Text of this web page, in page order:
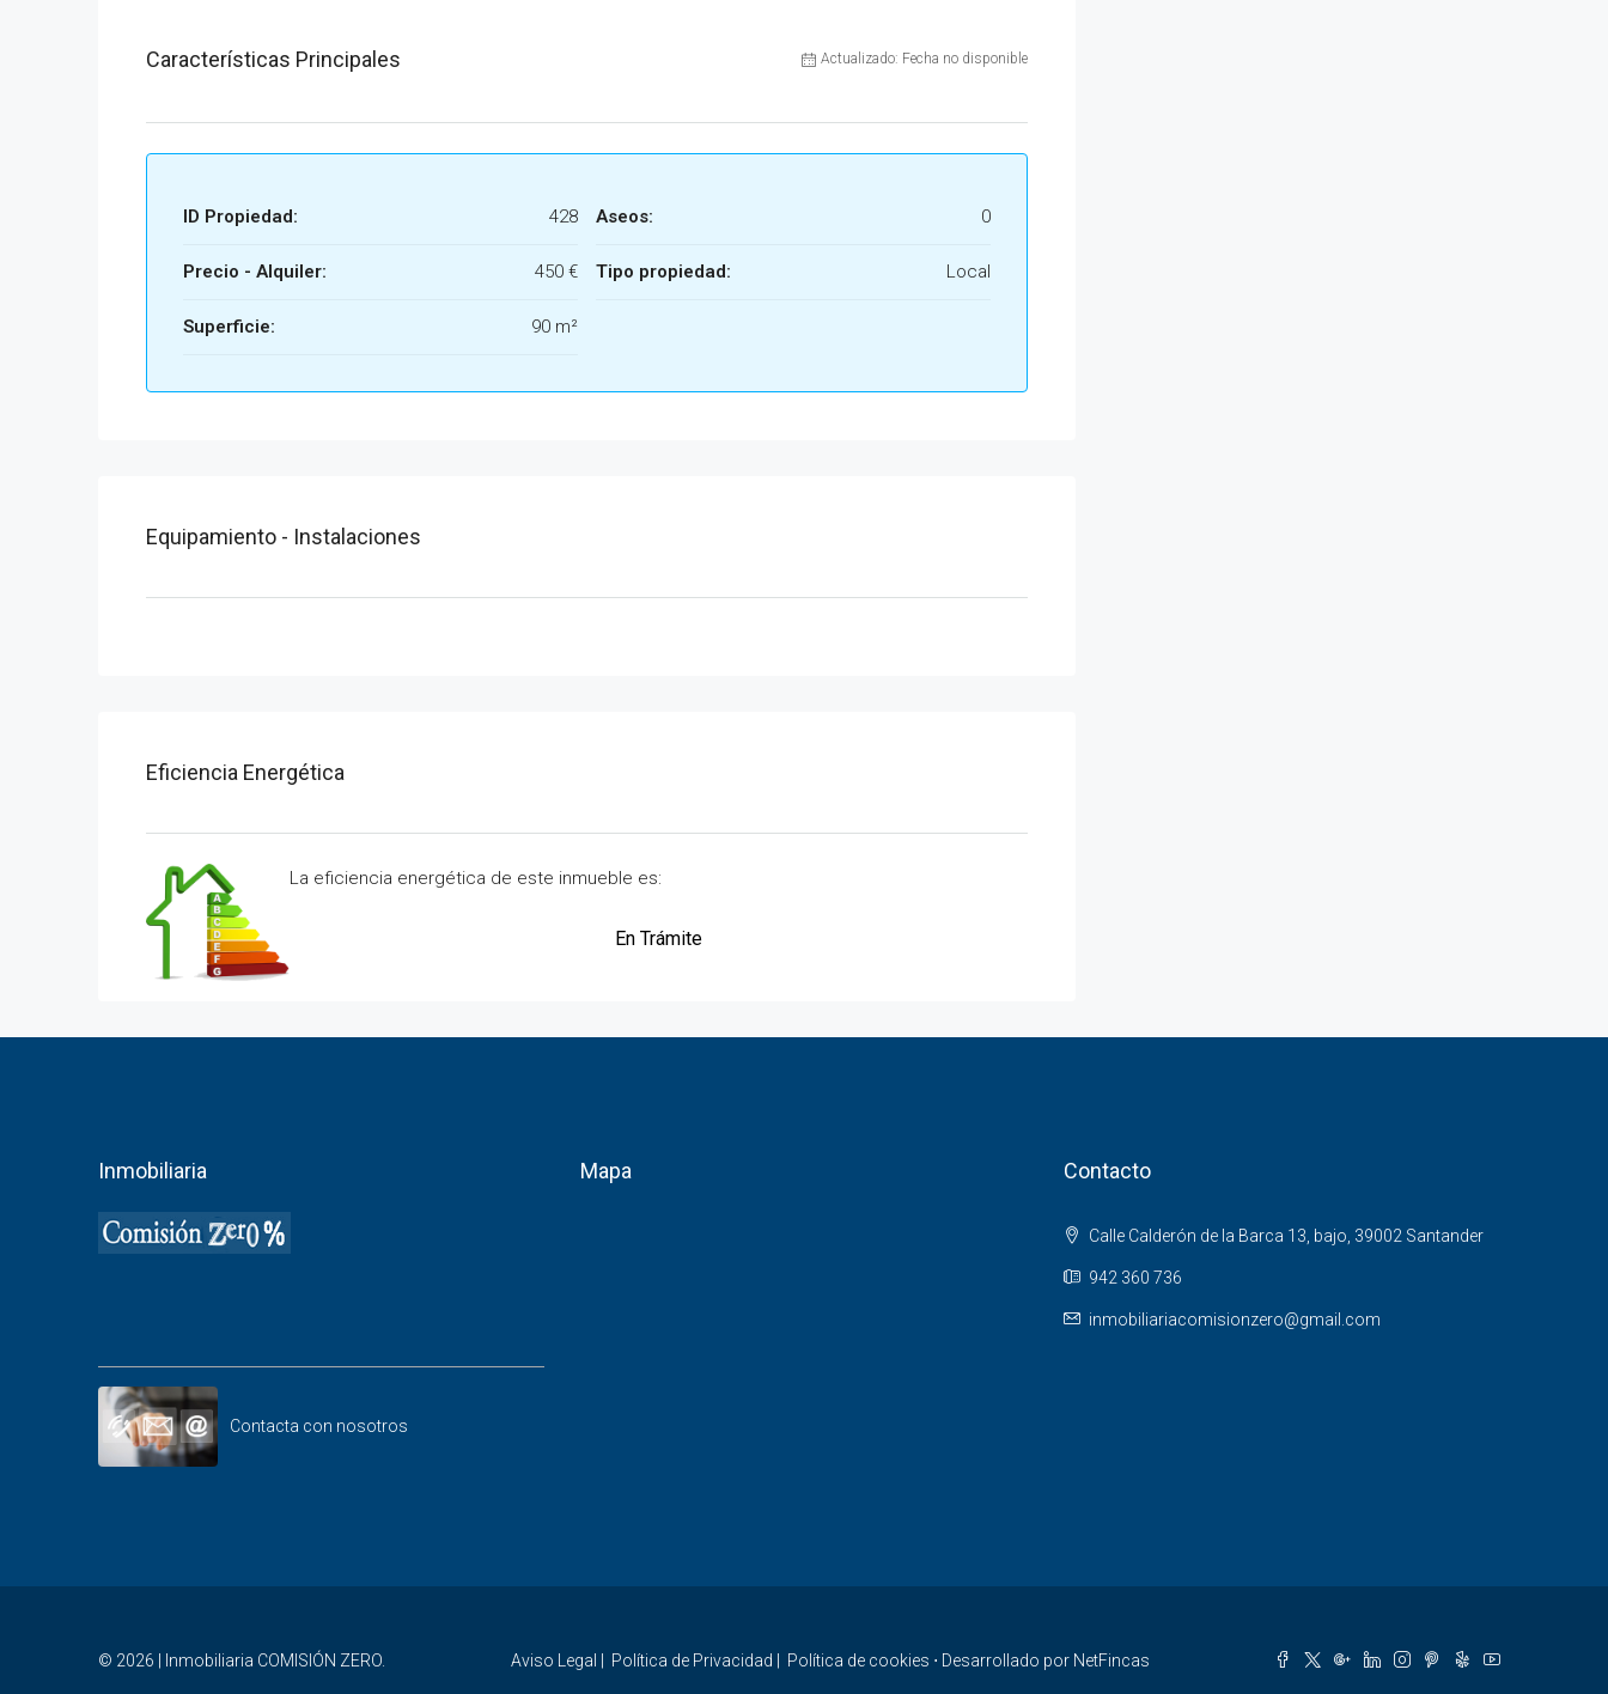
Características Principales Actualizado: Fecha no disponible
ID Propiedad: 428
Precio - Alquiler: 450 €
Superficie: 90 m²
Aseos: 0
Tipo propiedad: Local
Equipamiento - Instalaciones
Eficiencia Energética
La eficiencia energética de este inmueble es:
En Trámite
Inmobiliaria
Contacta con nosotros
Mapa Contacto
Calle Calderón de la Barca 13, bajo, 39002 Santander
942 360 736
inmobiliariacomisionzero@gmail.com
© 2026 | Inmobiliaria COMISIÓN ZERO. Aviso Legal Política de Privacidad Política de cookies ⋅ Desarrollado por NetFincas